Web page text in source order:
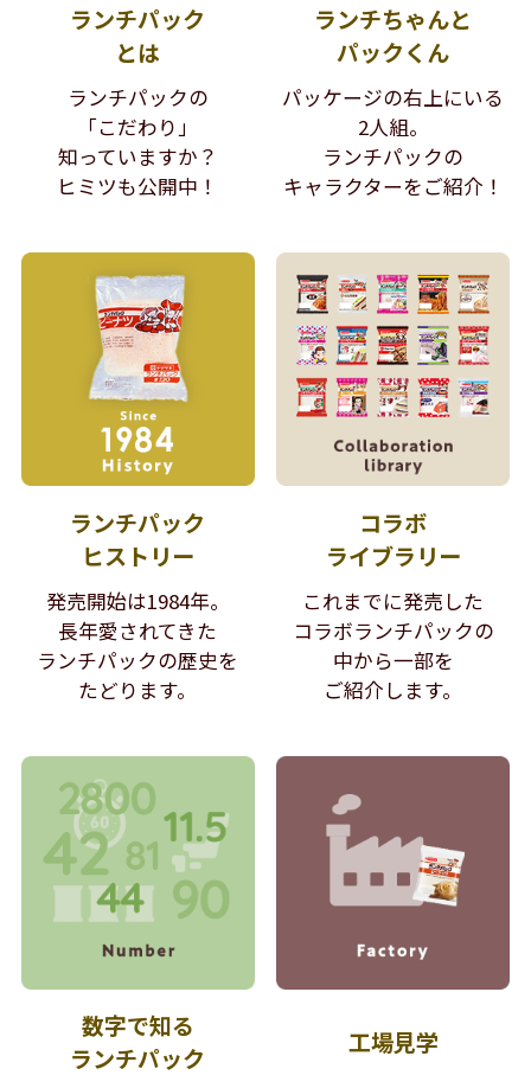
ランチパック
とは
ランチパックの
「こだわり」
知っていますか？
ヒミツも公開中！
ランチちゃんと
パックくん
パッケージの右上にいる
2人組。
ランチパックの
キャラクターをご紹介！
ランチパック
ヒストリー
発売開始は1984年。
長年愛されてきた
ランチパックの歴史を
たどります。
コラボ
ライブラリー
これまでに発売した
コラボランチパックの
中から一部を
ご紹介します。
数字で知る
ランチパック
工場見学